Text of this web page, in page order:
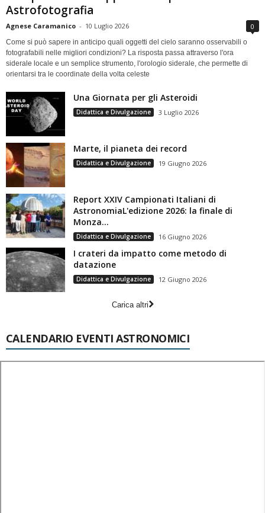
Astrofotografia
Agnese Caramanico - 10 Luglio 2026 0
Come si può sapere in anticipo quali oggetti del cielo saranno osservabili o
fotografabili nelle migliori condizioni? La risposta passa attraverso l'ora
siderale locale e un semplice strumento, l'orologio siderale, che permette di
orientarsi tra le coordinate della volta celeste
Una Giornata per gli Asteroidi
Didattica e Divulgazione 3 Luglio 2026
Marte, il pianeta dei record
Didattica e Divulgazione 19 Giugno 2026
Report XXIV Campionati Italiani di
AstronomiaL'edizione 2026: la finale di
Monza...
Didattica e Divulgazione 16 Giugno 2026
I crateri da impatto come metodo di
datazione
Didattica e Divulgazione 12 Giugno 2026
Carica altri
CALENDARIO EVENTI ASTRONOMICI